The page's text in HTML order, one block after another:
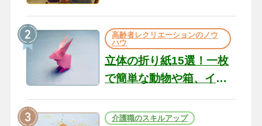
の現場から（22）
高齢者レクリエーションのノウ
ハウ
立体の折り紙15選！一枚
で簡単な動物や箱、イン
介護職のスキルアップ